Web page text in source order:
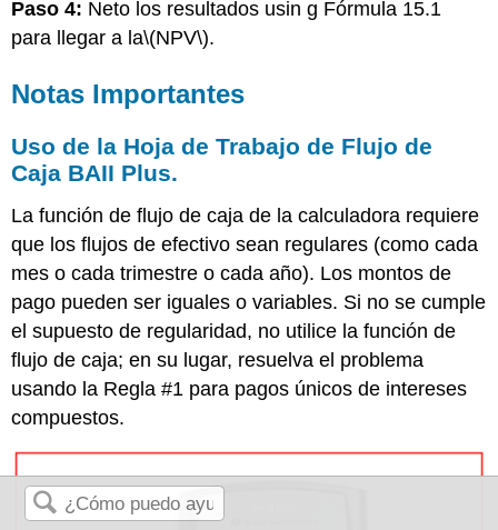
Paso 4: Neto los resultados usin g Fórmula 15.1
para llegar a la\(NPV\).
Notas Importantes
Uso de la Hoja de Trabajo de Flujo de
Caja BAII Plus.
La función de flujo de caja de la calculadora requiere
que los flujos de efectivo sean regulares (como cada
mes o cada trimestre o cada año). Los montos de
pago pueden ser iguales o variables. Si no se cumple
el supuesto de regularidad, no utilice la función de
flujo de caja; en su lugar, resuelva el problema
usando la Regla #1 para pagos únicos de intereses
compuestos.